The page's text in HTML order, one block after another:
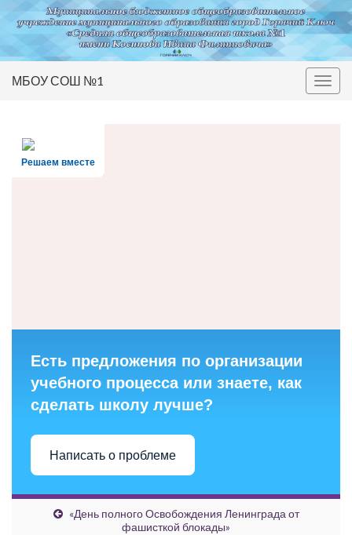
Вкл/
МБОУ СОШ №1
Решаем вместе
Есть предложения по организации
учебного процесса или знаете, как
сделать школу лучше?
Написать о проблеме
«День полного Освобождения Ленинграда от
фашисткой блокады»